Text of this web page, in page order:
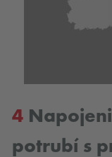
4
potrubí s